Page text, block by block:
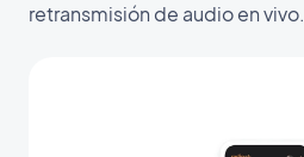
retransmisión de audio en vivo.